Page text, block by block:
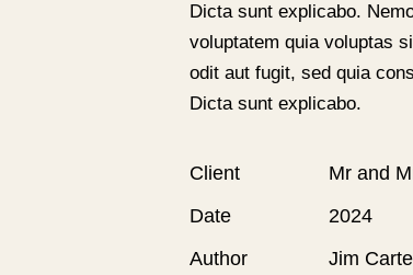
Dicta sunt explicabo.
voluptatem quia voluptas
odit aut fugit, sed quia
Dicta sunt explicabo.
Client
Mr and
Date
2024
Author
Jim